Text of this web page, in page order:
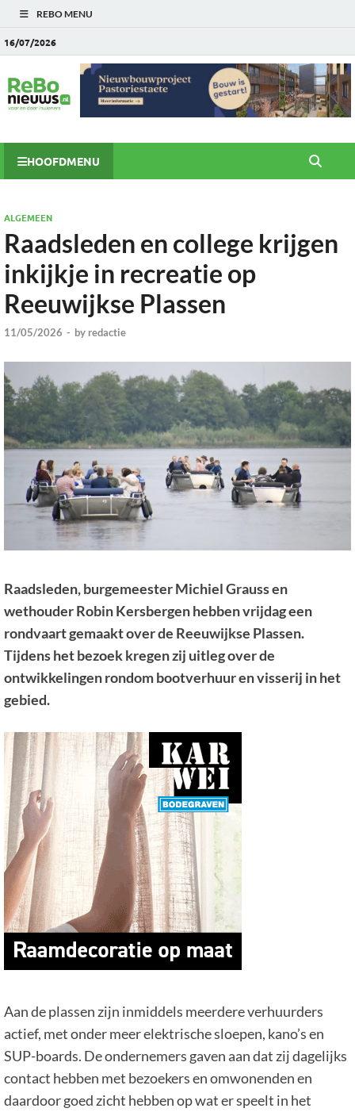
REBO MENU
16/07/2026
HOOFDMENU
ALGEMEEN
Raadsleden en college krijgen
inkijkje in recreatie op
Reeuwijkse Plassen
11/05/2026 - by redactie
Raadsleden, burgemeester Michiel Grauss en
wethouder Robin Kersbergen hebben vrijdag een
rondvaart gemaakt over de Reeuwijkse Plassen.
Tijdens het bezoek kregen zij uitleg over de
ontwikkelingen rondom bootverhuur en visserij in het
gebied.
Aan de plassen zijn inmiddels meerdere verhuurders
actief, met onder meer elektrische sloepen, kano’s en
SUP-boards. De ondernemers gaven aan dat zij dagelijks
contact hebben met bezoekers en omwonenden en
daardoor goed zicht hebben op wat er speelt in het